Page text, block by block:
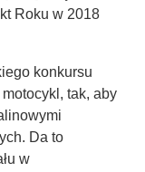
Roku w 2018
konkursu
tak, aby
Da to
w